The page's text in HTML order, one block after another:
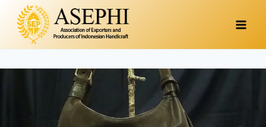
content